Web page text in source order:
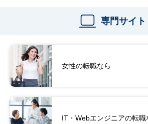
専門サイト
女性の転職なら
IT・Webエンジニアの転職